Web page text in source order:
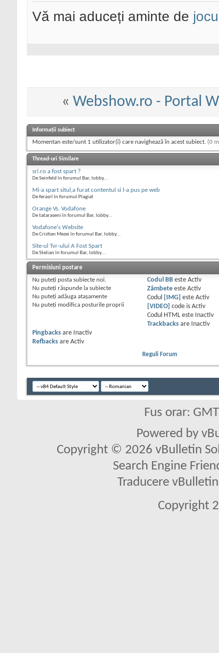
Vă mai aduceți aminte de
« Webshow.ro - Portal
Informații subiect
Momentan este/sunt 1 utilizator(i) care navighează în acest subiect. (0
Thread-uri Similare
sri.ro a fost spart ?
De Seinfeld în forumul Bar, lobby...
Mi-a spart situl,a furat contentul si l-a pus pe web
De ferasrl în forumul Plagiat
Orange Vs. Vodafone
De tataraseni în forumul Bar, lobby...
Vodafone's Website
De Cristian Mezei în forumul Bar, lobby...
Site-ul Tvr-ului A Fost Spart
De Stelian în forumul Bar, lobby...
Permisiuni postare
Nu puteţi posta subiecte noi.
Nu puteţi răspunde la subiecte
Nu puteţi adăuga ataşamente
Nu puteţi modifica posturile proprii
Codul BBeste Activ
Zâmbeteeste Activ
Codul
[IMG] este Activ
[VIDEO] code is Activ
Codul HTML este
Inactiv
Trackbacksare
Inactiv
Pingbacks are
Inactiv
Refbacks are Activ
Reguli Forum
Fus orar:
Powered by
Copyright © 2026 vBulletin
Search Engine
Traducere
Copyright